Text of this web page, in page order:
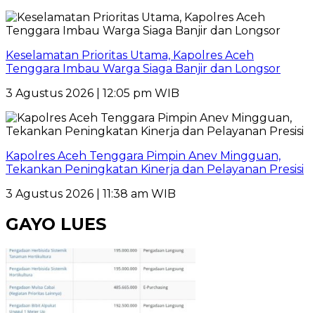
Keselamatan Prioritas Utama, Kapolres Aceh
Tenggara Imbau Warga Siaga Banjir dan Longsor
3 Agustus 2026 | 12:05 pm WIB
Kapolres Aceh Tenggara Pimpin Anev Mingguan,
Tekankan Peningkatan Kinerja dan Pelayanan Presisi
3 Agustus 2026 | 11:38 am WIB
GAYO LUES